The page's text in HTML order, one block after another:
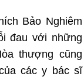
Bảo Nghiêm
đau với những
thượng cũng
các y bác sĩ